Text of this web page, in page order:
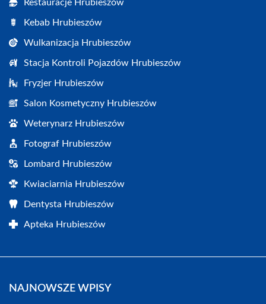
Restauracje Hrubieszów
Kebab Hrubieszów
Wulkanizacja Hrubieszów
Stacja Kontroli Pojazdów Hrubieszów
Fryzjer Hrubieszów
Salon Kosmetyczny Hrubieszów
Weterynarz Hrubieszów
Fotograf Hrubieszów
Lombard Hrubieszów
Kwiaciarnia Hrubieszów
Dentysta Hrubieszów
Apteka Hrubieszów
NAJNOWSZE WPISY